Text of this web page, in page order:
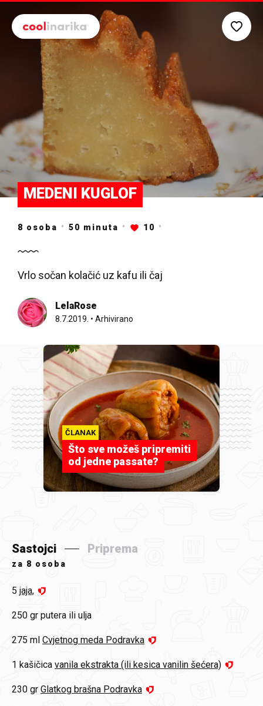
MEDENI KUGLOF
8 osoba 50 minuta 10
Vrlo sočan kolačić uz kafu ili čaj
LelaRose
8.7.2019. • Arhivirano
ČLANAK
Što sve možeš pripremiti
od jedne passate?
Sastojci Priprema
za 8 osoba
5 jaja,
250 gr putera ili ulja
275 ml Cvjetnog meda Podravka
1 kašičica vanila ekstrakta (ili kesica vanilin šećera)
230 gr Glatkog brašna Podravka